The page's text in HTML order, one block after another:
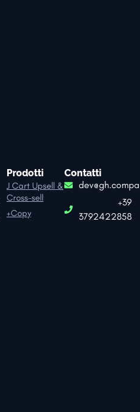
Prodotti
J Cart Upsell &
Cross-sell
+Copy
Contatti
+39
3792422858